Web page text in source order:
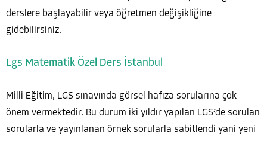
derslere başlayabilir veya öğretmen değişikliğine
gidebilirsiniz.
Lgs Matematik Özel Ders İstanbul
Milli Eğitim, LGS sınavında görsel hafıza sorularına çok
önem vermektedir. Bu durum iki yıldır yapılan LGS’de sorulan
sorularla ve yayınlanan örnek sorularla sabitlendi yani yeni